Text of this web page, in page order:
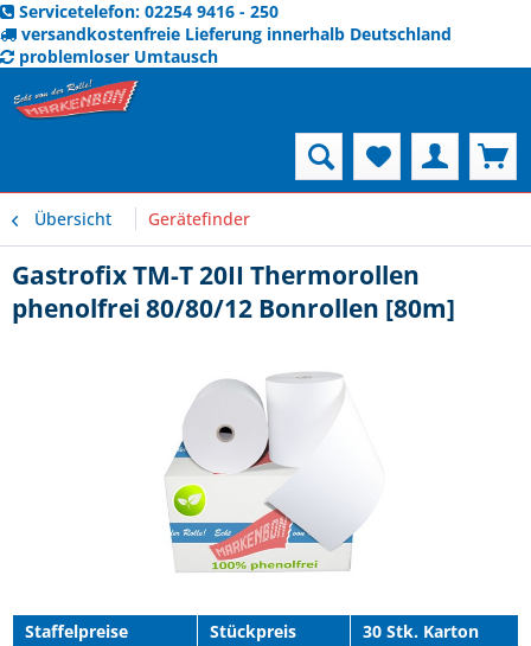
Servicetelefon: 02254 9416 - 250
versandkostenfreie Lieferung innerhalb Deutschland
problemloser Umtausch
Übersicht Gerätefinder
Gastrofix TM-T 20II Thermorollen
phenolfrei 80/80/12 Bonrollen [80m]
Staffelpreise Stückpreis 30 Stk. Karton